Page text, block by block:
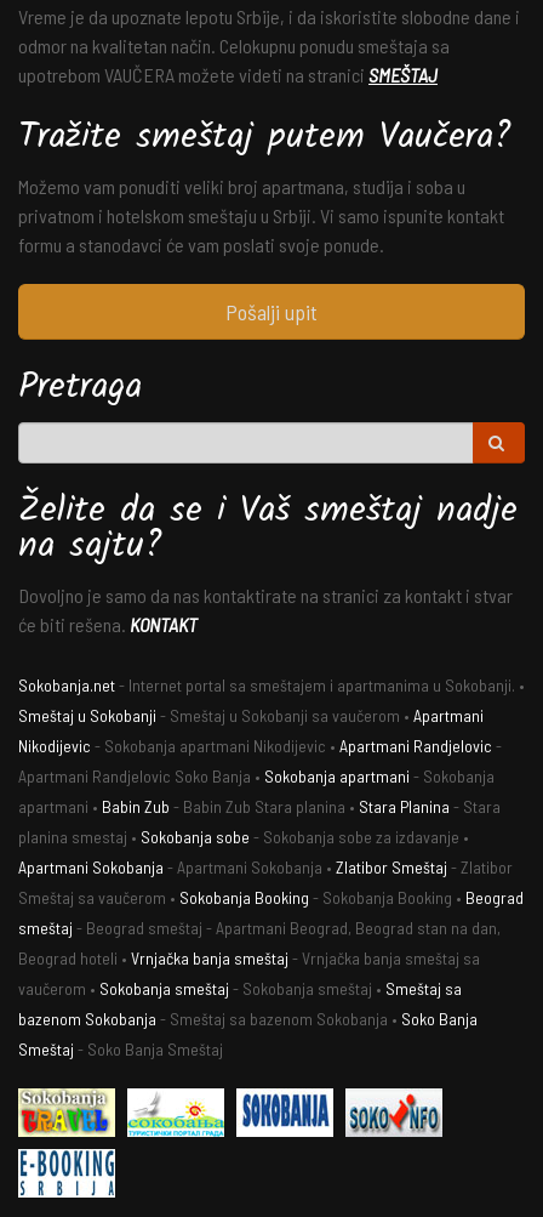
Vreme je da upoznate lepotu Srbije, i da iskoristite slobodne dane i
odmor na kvalitetan način. Celokupnu ponudu smeštaja sa
upotrebom VAUČERA možete videti na stranici SMEŠTAJ
Tražite smeštaj putem Vaučera?
Možemo vam ponuditi veliki broj apartmana, studija i soba u
privatnom i hotelskom smeštaju u Srbiji. Vi samo ispunite kontakt
formu a stanodavci će vam poslati svoje ponude.
Pošalji upit
Pretraga
Želite da se i Vaš smeštaj nadje
na sajtu?
Dovoljno je samo da nas kontaktirate na stranici za kontakt i stvar
će biti rešena. KONTAKT
Sokobanja.net- Internet portal sa smeštajem i apartmanima u Sokobanji. •
Smeštaj u Sokobanji - Smeštaj u Sokobanji sa vaučerom • Apartmani
Nikodijevic - Sokobanja apartmani Nikodijevic • Apartmani Randjelovic -
Apartmani Randjelovic Soko Banja • Sokobanja apartmani - Sokobanja
apartmani • Babin Zub - Babin Zub Stara planina • Stara Planina - Stara
planina smestaj • Sokobanja sobe - Sokobanja sobe za izdavanje •
Apartmani Sokobanja - Apartmani Sokobanja • Zlatibor Smeštaj - Zlatibor
Smeštaj sa vaučerom • Sokobanja Booking - Sokobanja Booking • Beograd
smeštaj - Beograd smeštaj - Apartmani Beograd, Beograd stan na dan,
Beograd hoteli • Vrnjačka banja smeštaj - Vrnjačka banja smeštaj sa
vaučerom • Sokobanja smeštaj - Sokobanja smeštaj • Smeštaj sa
bazenom Sokobanja - Smeštaj sa bazenom Sokobanja • Soko Banja
Smeštaj - Soko Banja Smeštaj